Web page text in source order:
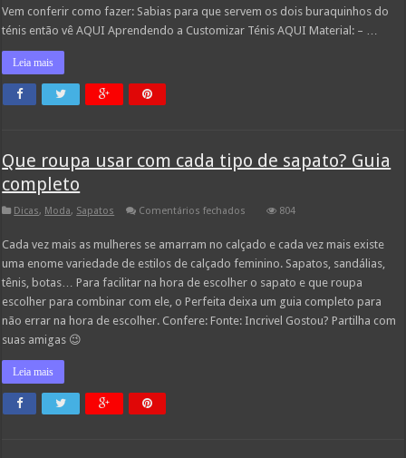
Vem conferir como fazer: Sabias para que servem os dois buraquinhos do
ténis então vê AQUI Aprendendo a Customizar Ténis AQUI Material: – …
Leia mais
Que roupa usar com cada tipo de sapato? Guia
completo
Dicas, Moda, Sapatos Comentários fechados
usar
com
cada
tipo
sapato?
Guia
completo
804
Cada vez mais as mulheres se amarram no calçado e cada vez mais existe
uma enome variedade de estilos de calçado feminino. Sapatos, sandálias,
tênis, botas… Para facilitar na hora de escolher o sapato e que roupa
escolher para combinar com ele, o Perfeita deixa um guia completo para
não errar na hora de escolher. Confere: Fonte: Incrivel Gostou? Partilha com
suas amigas 😉
Leia mais